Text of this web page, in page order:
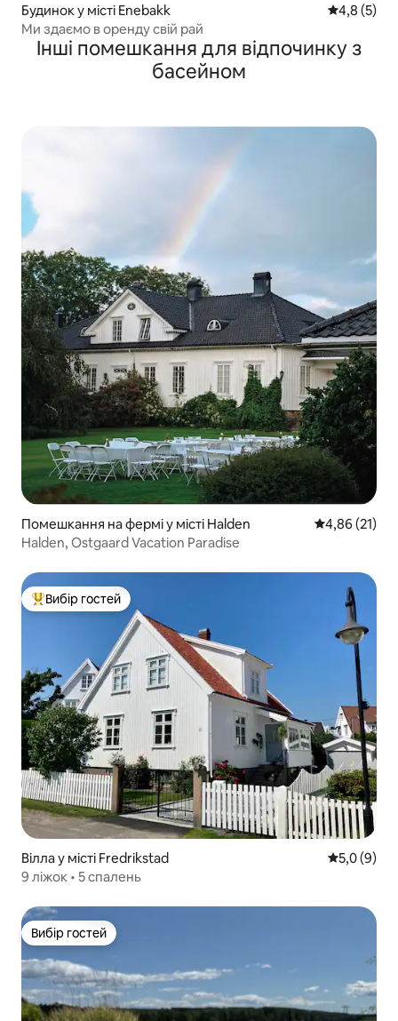
Будинок у місті Enebakk Середня
4,8 (5)
Ми здаємо в оренду свій рай
Інші помешкання для відпочинку з
басейном
Помешкання на фермі у місті Halden Середня
4,86 (21)
Halden, Ostgaard Vacation Paradise
Топ вибір гостей
Вибір гостей
Вілла у місті Fredrikstad Середня
5,0 (9)
9 ліжок • 5 спалень
Вибір гостей
Вибір гостей